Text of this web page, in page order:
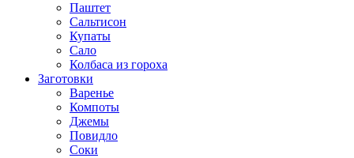
Паштет
Сальтисон
Купаты
Сало
Колбаса из гороха
Заготовки
Варенье
Компоты
Джемы
Повидло
Соки